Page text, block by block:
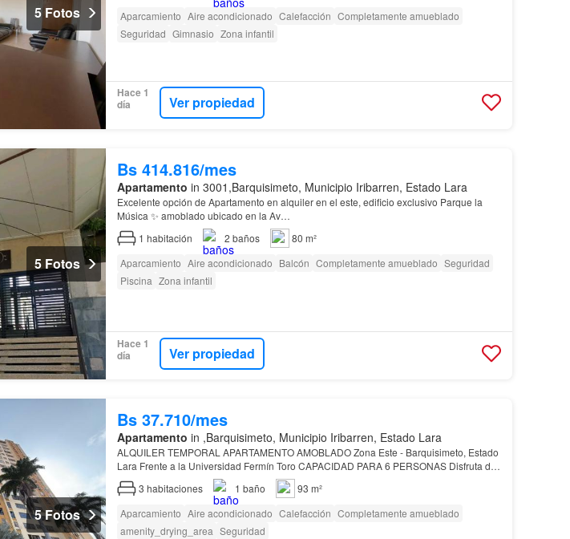
5 Fotos
Aparcamiento Aire acondicionado Calefacción Completamente amueblado
Seguridad Gimnasio Zona infantil
Hace 1
día
Ver propiedad
5 Fotos
Bs 414.816/mes
Apartamento in 3001,Barquisimeto, Municipio Iribarren, Estado Lara
Excelente opción de Apartamento en alquiler en el este, edificio exclusivo Parque la
Música ✨ amoblado ubicado en la Av…
1 habitación 2 baños
80 m²
Aparcamiento Aire acondicionado Balcón Completamente amueblado Seguridad
Piscina Zona infantil
Hace 1
día
Ver propiedad
5 Fotos
Bs 37.710/mes
Apartamento in ,Barquisimeto, Municipio Iribarren, Estado Lara
ALQUILER TEMPORAL APARTAMENTO AMOBLADO Zona Este - Barquisimeto, Estado
Lara Frente a la Universidad Fermín Toro CAPACIDAD PARA 6 PERSONAS Disfruta de
este acogedor apartamento totalmente amoblado y equipado para ejecutivos,…
3 habitaciones 1 baño
93 m²
Aparcamiento Aire acondicionado Calefacción Completamente amueblado
amenity_drying_area Seguridad